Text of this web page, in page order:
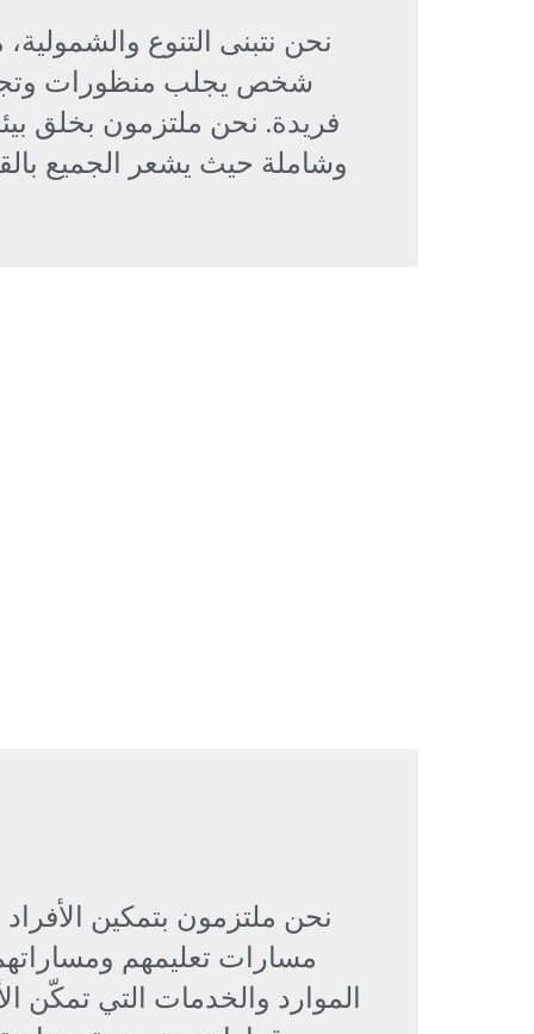
نحن نتبنى التنوع
شخص يجلب منظورات
فريدة. نحن ملتزمون بخلق
وشاملة حيث يشعر الجميع
نحن ملتزمون بتمكين
مسارات تعليمهم ومساراتهم
الموارد والخدمات التي تمكّن